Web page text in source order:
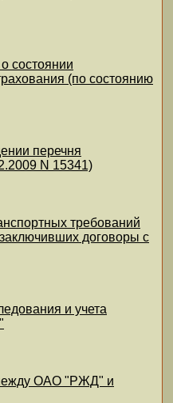
состоянии
(по состоянию
перечня
N 15341)
требований
договоры с
и учета
ОАО "РЖД" и